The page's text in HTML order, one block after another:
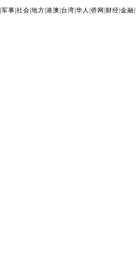
|军事 |社会 |地方 |港澳 台湾 |华人 |侨网 财经 |金融 |